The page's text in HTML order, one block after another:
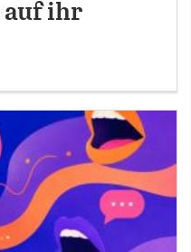
auf ihr